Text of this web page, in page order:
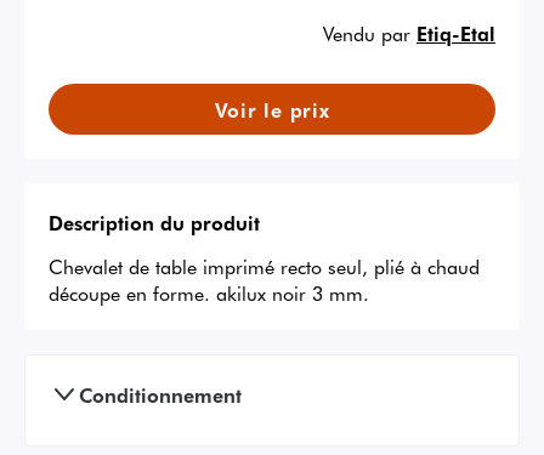
Vendu par Etiq-Etal
Voir le prix
Description du produit
Chevalet de table imprimé recto seul, plié à chaud
découpe en forme. akilux noir 3 mm.
Conditionnement